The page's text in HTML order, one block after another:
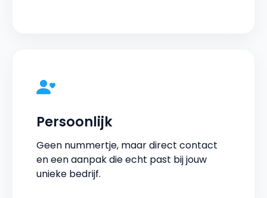
Persoonlijk
Geen nummertje, maar direct contact
en een aanpak die echt past bij jouw
unieke bedrijf.